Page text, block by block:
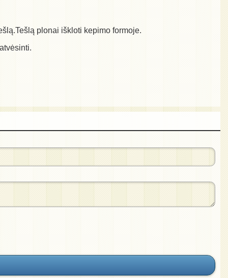
plonai iškloti kepimo formoje.